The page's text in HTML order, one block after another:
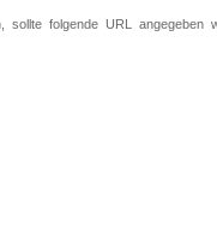
folgende URL angegeben